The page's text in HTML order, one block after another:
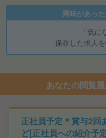
興味があっ
「気
保存した求人を
あなたの閲覧
正社員予定＊賞与2回
ど[正社員への紹介予